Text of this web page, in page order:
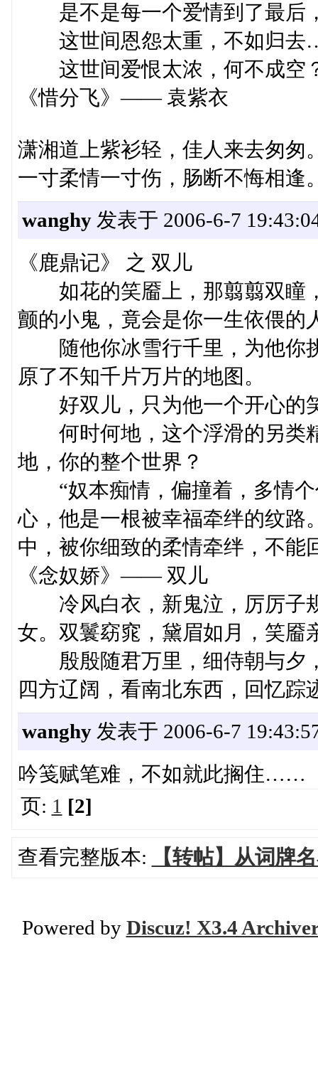
是不是每一个爱情到了最后
这世间恩怨太重，不如归
这世间爱恨太浓，何不成空
《惜分飞》—— 袁紫衣
潇湘道上紫衫轻，佳人来去匆匆
一寸柔情一寸伤，肠断不悔相逢
wanghy发表于 2006-6-7
《鹿鼎记》 之 双儿
如花的笑靥上，那翦翦双瞳
颤的小鬼，竟会是你一生依偎的
随他你冰雪行千里，为他你
原了不知千片万片的地图。
好双儿，只为他一个开心的
何时何地，这个浮滑的另类
地，你的整个世界？
“奴本痴情，偏撞着，多情个
心，他是一根被幸福牵绊的纹路
中，被你细致的柔情牵绊，不
《念奴娇》—— 双儿
冷风白衣，新鬼泣，厉厉子
女。双鬟窈窕，黛眉如月，笑靥
殷殷随君万里，细侍朝与夕
四方辽阔，看南北东西，回忆踪
wanghy发表于 2006-6-7
吟笺赋笔难，不如就此搁住……
页: 1 [2]
查看完整版本: 【转帖】从词牌
Powered by Discuz! X3.4